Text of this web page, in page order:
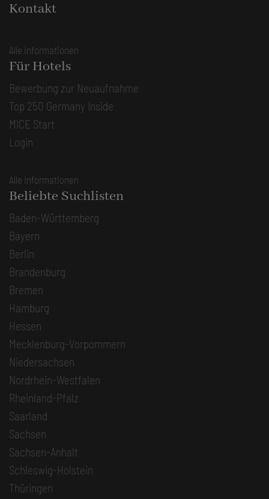
Kontakt
Alle Informationen
Für Hotels
Bewerbung zur Neuaufnahme
Top 250 Germany Inside
MICE Start
Login
Alle Informationen
Beliebte Suchlisten
Baden-Württemberg
Bayern
Berlin
Brandenburg
Bremen
Hamburg
Hessen
Mecklenburg-Vorpommern
Niedersachsen
Nordrhein-Westfalen
Rheinland-Pfalz
Saarland
Sachsen
Sachsen-Anhalt
Schleswig-Holstein
Thüringen